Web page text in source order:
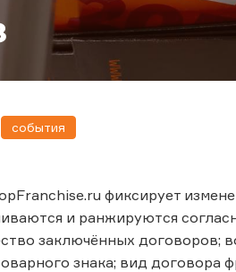
события
фиксирует
и ранжируются
заключённых договоров;
знака; вид